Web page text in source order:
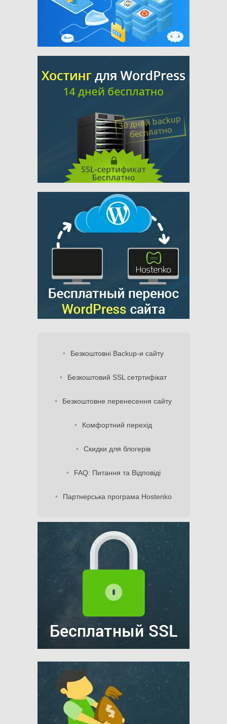
Безкоштовні Backup-и сайту
Безкоштовий SSL сетртифікат
Безкоштовне перенесення сайту
Комфортний перехід
Скидки для блогерів
FAQ: Питання та Відповіді
Партнерська програма Hostenko